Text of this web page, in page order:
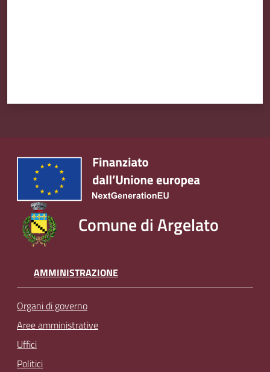
Tutti
Seguici
su
Comune di Argelato
AMMINISTRAZIONE
Organi di governo
Aree amministrative
Uffici
Politici